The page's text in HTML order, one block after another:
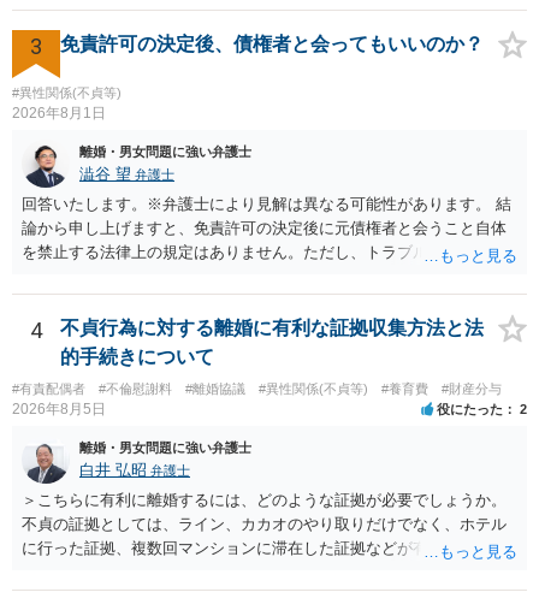
か。 ⇒判決となり敗訴してしまった場合は、強制執行により不動産等
の財産を差し押さえられ、そこから債権回収が図られることになりま
すが、 和解であれば柔軟な解決が可能ですので、その場合は分割払
いにより支払うことも十分可能です。 ⑤ このような事情であれば、私
は120万円のみ和解交渉を続けるべきでしょうか。 ⇒ご相談者様の認
れるため、 120万円のみについて交渉を続けることがベターかと存じ
ます。
には、追加着手金や日当、実費が発生することもあります。 もっと
も、証拠が十分にあるか、相手方の住所・勤務先が分かるか、慰謝料
額、離婚の有無、交渉で終わるか訴訟まで見込むかによって、費用は
変わり得ます。依頼前に、交渉だけの場合、訴訟になった場合、回収
できなかった場合の費用を確認しておくとよいでしょう。 弁護士選び
通しを過度に楽観的に言い過ぎないか、質問に具体的に答えてくれる
か、連絡方法（メール、電話、弁護士直接か事務局員を介するかな
ど）や対応スピードが合うかを確認するとよいと思います。いずれに
しましても、弁護士への相談・依頼にあたっては、証拠資料、夫と相
手方の関係、相手方の氏名・住所等、夫婦関係への影響、離婚予定の
3 免責許可の決定後、債権者と会ってもいいのか？
#異性関係(不貞等)
2026年8月1日
離婚・男女問題に強い弁護士
澁谷 望 弁護士
回答いたします。※弁護士により見解は異なる可能性があります。 結
論から申し上げますと、免責許可の決定後に元債権者と会うこと自体
を禁止する法律上の規定はありません。ただし、トラブル防止の観点
ントは以下の通りです。 ・金銭のやり取りや返済の約束は絶対にしな
い（免責された借金を任意でも支払ってしまうとトラブルの元になり
ます） ・過去のDVや過剰請求の経緯を踏まえ、相手の感情に流されな
い ・予定通り毅然とした態度で距離を置く 法律上の制限はないもの
の、ご自身の生活と精神的な安定を守るためにも、お互いに距離を置
くというご判断は非常に賢明かと思います。
4
不貞行為に対する離婚に有利な証拠収集方法と法
的手続きについて
#有責配偶者 #不倫慰謝料 #離婚協議 #異性関係(不貞等) #養育費 #財産分与
2026年8月5日 役にたった 2
離婚・男女問題に強い弁護士
白井 弘昭 弁護士
＞こちらに有利に離婚するには、どのような証拠が必要でしょうか。
不貞の証拠としては、ライン、カカオのやり取りだけでなく、ホテル
に行った証拠、複数回マンションに滞在した証拠などが有効です。 不
婚する、慰謝料をとるなど）ことができると思われます。 ただし、不